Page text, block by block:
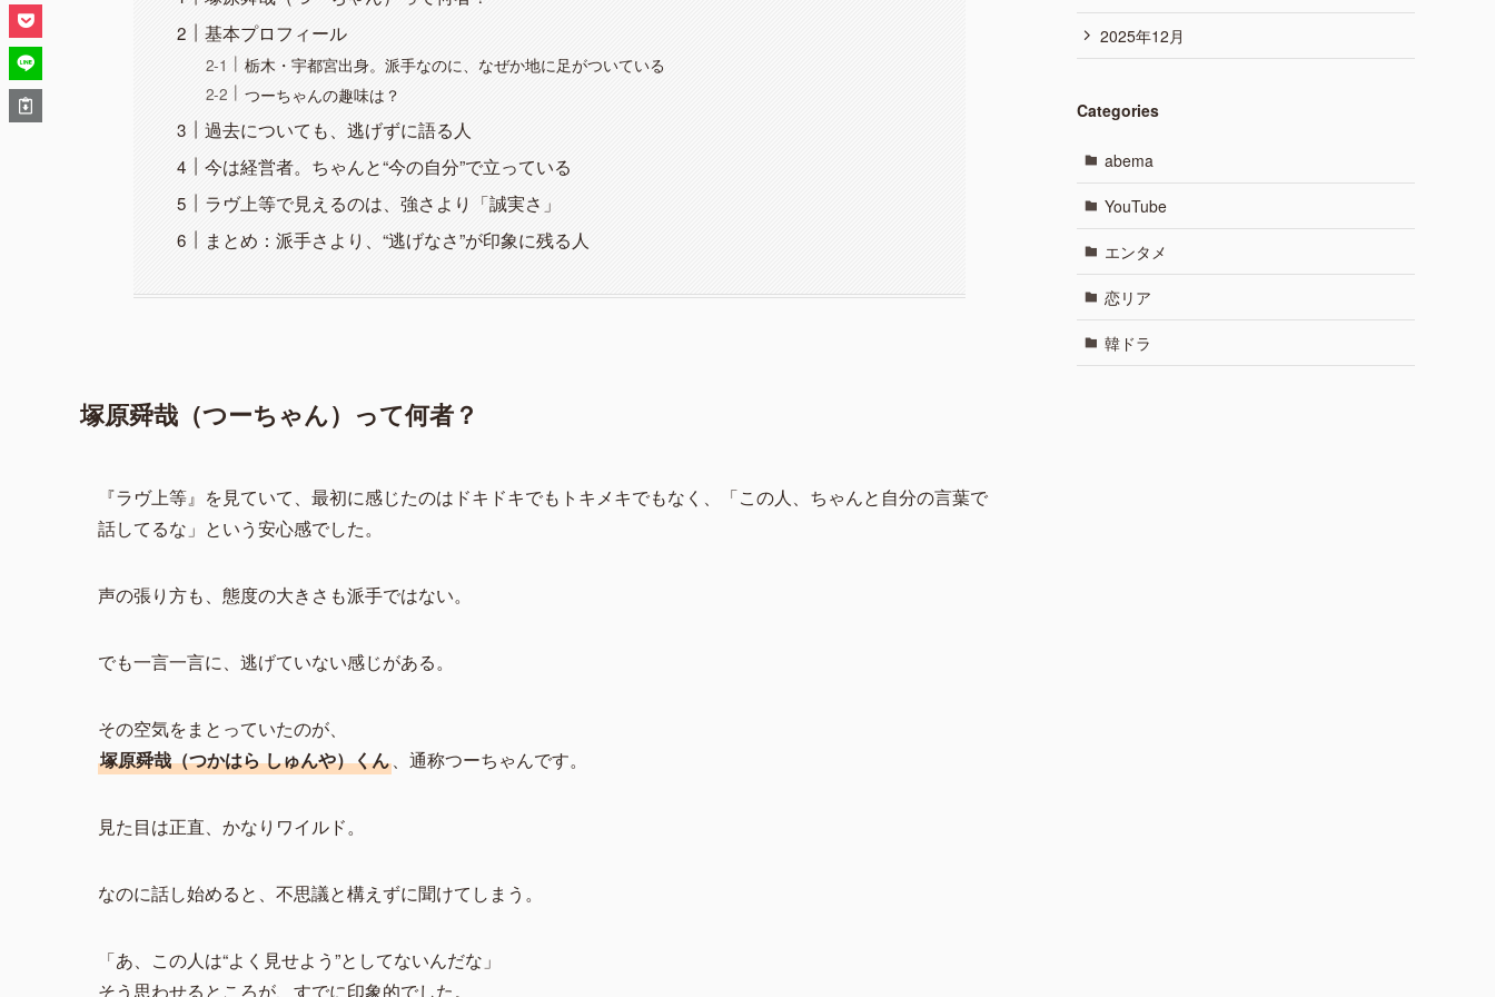
基本プロフィール
栃木・宇都宮出身。派手なのに、なぜか地に足がついている
つーちゃんの趣味は？
過去についても、逃げずに語る人
今は経営者。ちゃんと“今の自分”で立っている
ラヴ上等で見えるのは、強さより「誠実さ」
まとめ：派手さより、“逃げなさ”が印象に残る人
塚原舜哉（つーちゃん）って何者？
『ラヴ上等』を見ていて、最初に感じたのはドキドキでもトキメキでもなく、「この人、ちゃんと自分の言葉で
話してるな」という安心感でした。
声の張り方も、態度の大きさも派手ではない。
でも一言一言に、逃げていない感じがある。
その空気をまとっていたのが、
塚原舜哉（つかはら しゅんや）くん、通称つーちゃんです。
見た目は正直、かなりワイルド。
なのに話し始めると、不思議と構えずに聞けてしまう。
「あ、この人は“よく見せよう”としてないんだな」
そう思わせるところが、すでに印象的でした。
2025年12月
Categories
abema
YouTube
エンタメ
恋リア
韓ドラ